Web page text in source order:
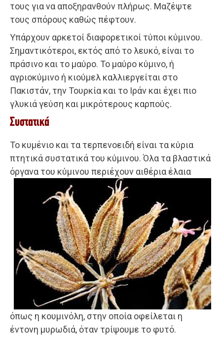
τους για να αποξηρανθούν πλήρως. Μαζέψτε
τους σπόρους καθώς πέφτουν.
Υπάρχουν αρκετοί διαφορετικοί τύποι κύμινου.
Σημαντικότεροι, εκτός από το λευκό, είναι το
πράσινο και το μαύρο. Το μαύρο κύμινο, ή
αγριοκύμινο ή κιούμελ καλλιεργείται στο
Πακιστάν, την Τουρκία και το Ιράν και έχει πιο
γλυκιά γεύση και μικρότερους καρπούς.
Συστατικά
Το κυμένιο και τα τερπενοειδή είναι τα κύρια
πτητικά συστατικά του κύμινου. Όλα τα βλαστικά
όργανα του κύμινου περιέχουν αιθέρια έλαια
όπως η κουμινόλη, στην οποία οφείλεται η
έντονη μυρωδιά, όταν τρίψουμε το φυτό.